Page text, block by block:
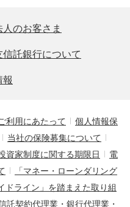
人のお客さま
託銀行について
利用にあたって
個人情報保
当社の保険募集について
資家制度に関する期限日
電
「マネー・ローンダリング
ドライン」を踏まえた取り組
託契約代理業・銀行代理業・